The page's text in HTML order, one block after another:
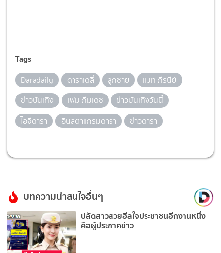
Tags
Daradaily ดาราเดลี่ ลูกชาย
แมท ภีรนีย์
ข่าวบันเทิง
เฟม ภีมเดช
ข่าวบันเทิงวันนี้
ไอจีดารา
อินสตาแกรมดารา ข่าวดารา
บทความน่าสนใจอื่นๆ
ปลัดสาวสวยฮีลใจประชาชนอีกงานหนึ่ง
คือผู้ประกาศข่าว